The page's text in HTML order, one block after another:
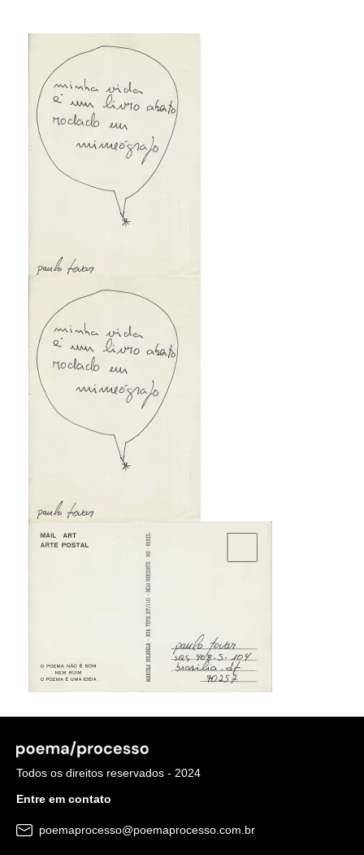
Todos os direitos reservados - 2024
Entre em contato
poemaprocesso@poemaprocesso.com.br